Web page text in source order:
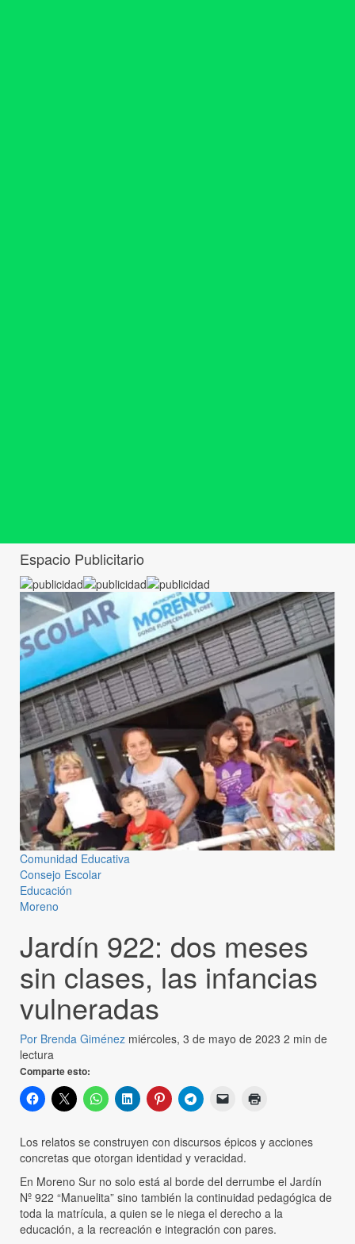
Espacio Publicitario
Comunidad Educativa
Consejo Escolar
Educación
Moreno
Jardín 922: dos meses
sin clases, las infancias
vulneradas
Por Brenda Giménez miércoles, 3 de mayo de 2023 2 min de
lectura
Comparte esto:
Los relatos se construyen con discursos épicos y acciones
concretas que otorgan identidad y veracidad.
En Moreno Sur no solo está al borde del derrumbe el Jardín
Nº 922 “Manuelita” sino también la continuidad pedagógica de
toda la matrícula, a quien se le niega el derecho a la
educación, a la recreación e integración con pares.